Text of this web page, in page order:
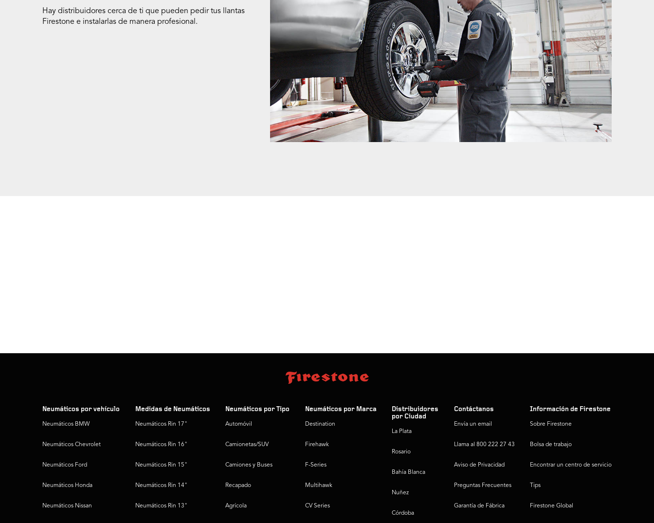
Hay distribuidores cerca de ti que pueden pedir tus llantas
Firestone e instalarlas de manera profesional.
Neumáticos por vehículo
Neumáticos BMW
Neumáticos Chevrolet
Neumáticos Ford
Neumáticos Honda
Neumáticos Nissan
Medidas de Neumáticos
Neumáticos Rin 17"
Neumáticos Rin 16"
Neumáticos Rin 15"
Neumáticos Rin 14"
Neumáticos Rin 13"
Neumáticos por Tipo
Automóvil
Camionetas/SUV
Camiones y Buses
Recapado
Agrícola
Neumáticos por Marca
Destination
Firehawk
F-Series
Multihawk
CV Series
Distribuidores
por Ciudad
La Plata
Rosario
Bahía Blanca
Nuñez
Córdoba
Contáctanos
Envía un email
Llama al 800 222 27 43
Aviso de Privacidad
Preguntas Frecuentes
Garantía de Fábrica
Información de Firestone
Sobre Firestone
Bolsa de trabajo
Encontrar un centro de servicio
Tips
Firestone Global